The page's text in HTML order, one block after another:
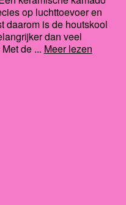
op luchttoevoer en
daarom is de houtskool
dan veel
de ... Meer lezen